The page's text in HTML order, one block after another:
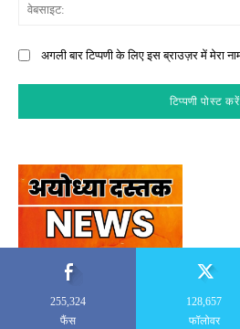
अगली बार टिप्पणी के लिए इस ब्राउज़र में मेरा
255,324
फैंस
128,657
फॉलोवर